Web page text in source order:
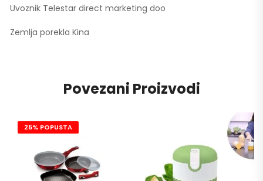
Uvoznik Telestar direct marketing doo
Zemlja porekla Kina
Povezani Proizvodi
25% POPUSTA